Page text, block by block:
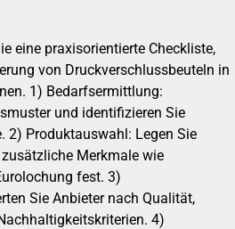
eine praxisorientierte Checkliste,
von Druckverschlussbeuteln in
1) Bedarfsermittlung:
und identifizieren Sie
2) Produktauswahl: Legen Sie
Merkmale wie
fest. 3)
Sie Anbieter nach Qualität,
4)